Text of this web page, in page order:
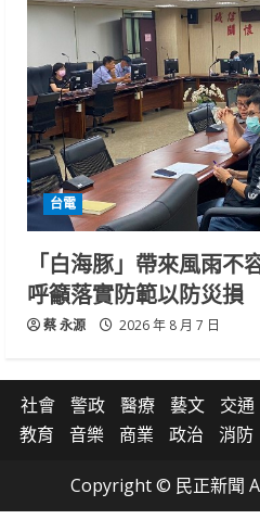
台電
「白海豚」帶來風雨
呼籲落實防範以防災損
蔡 永源 2026 年 8 月 7 日
社會 警政 醫療 藝文 交通
教育
音樂 商業 政治 消防
Copyright © 民正新聞